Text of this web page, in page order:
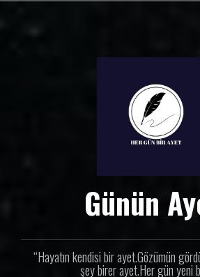
Günün
“Hayatın kendisi bir ayet.Gözümün
şey birer ayet.Her gün yeni